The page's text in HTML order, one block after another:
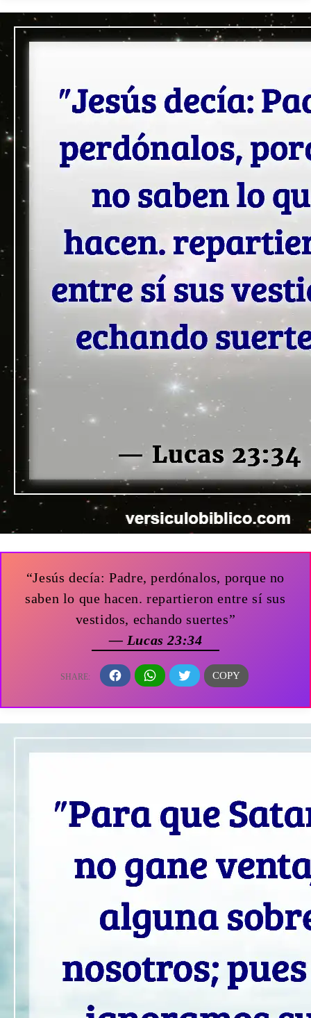
“Jesús decía: Padre, perdónalos, porque no
saben lo que hacen. repartieron entre sí sus
vestidos, echando suertes”
— Lucas 23:34